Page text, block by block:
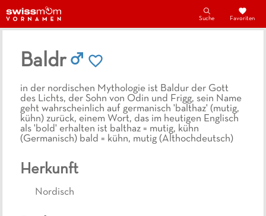
Suche Favoriten
Baldr
in der nordischen Mythologie ist Baldur der Gott
des Lichts, der Sohn von Odin und Frigg, sein Name
geht wahrscheinlich auf germanisch 'balthaz' (mutig,
kühn) zurück, einem Wort, das im heutigen Englisch
als 'bold' erhalten ist balthaz = mutig, kühn
(Germanisch) bald = kühn, mutig (Althochdeutsch)
Herkunft
Nordisch